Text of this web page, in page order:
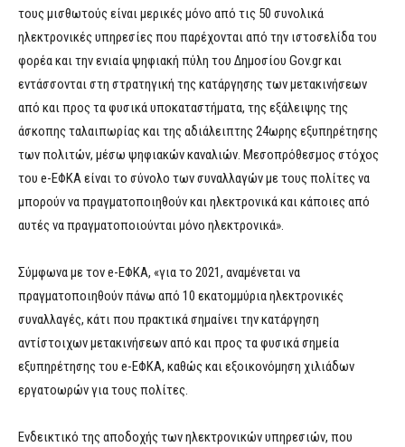
τους μισθωτούς είναι μερικές μόνο από τις 50 συνολικά
ηλεκτρονικές υπηρεσίες που παρέχονται από την ιστοσελίδα του
φορέα και την ενιαία ψηφιακή πύλη του Δημοσίου Gov.gr και
εντάσσονται στη στρατηγική της κατάργησης των μετακινήσεων
από και προς τα φυσικά υποκαταστήματα, της εξάλειψης της
άσκοπης ταλαιπωρίας και της αδιάλειπτης 24ωρης εξυπηρέτησης
των πολιτών, μέσω ψηφιακών καναλιών. Μεσοπρόθεσμος στόχος
του e-ΕΦΚΑ είναι το σύνολο των συναλλαγών με τους πολίτες να
μπορούν να πραγματοποιηθούν και ηλεκτρονικά και κάποιες από
αυτές να πραγματοποιούνται μόνο ηλεκτρονικά».
Σύμφωνα με τον e-ΕΦΚΑ, «για το 2021, αναμένεται να
πραγματοποιηθούν πάνω από 10 εκατομμύρια ηλεκτρονικές
συναλλαγές, κάτι που πρακτικά σημαίνει την κατάργηση
αντίστοιχων μετακινήσεων από και προς τα φυσικά σημεία
εξυπηρέτησης του e-ΕΦΚΑ, καθώς και εξοικονόμηση χιλιάδων
εργατοωρών για τους πολίτες.
Ενδεικτικό της αποδοχής των ηλεκτρονικών υπηρεσιών, που